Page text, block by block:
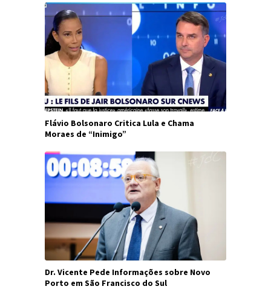
Flávio Bolsonaro Critica Lula e Chama
Moraes de “Inimigo”
Dr. Vicente Pede Informações sobre Novo
Porto em São Francisco do Sul